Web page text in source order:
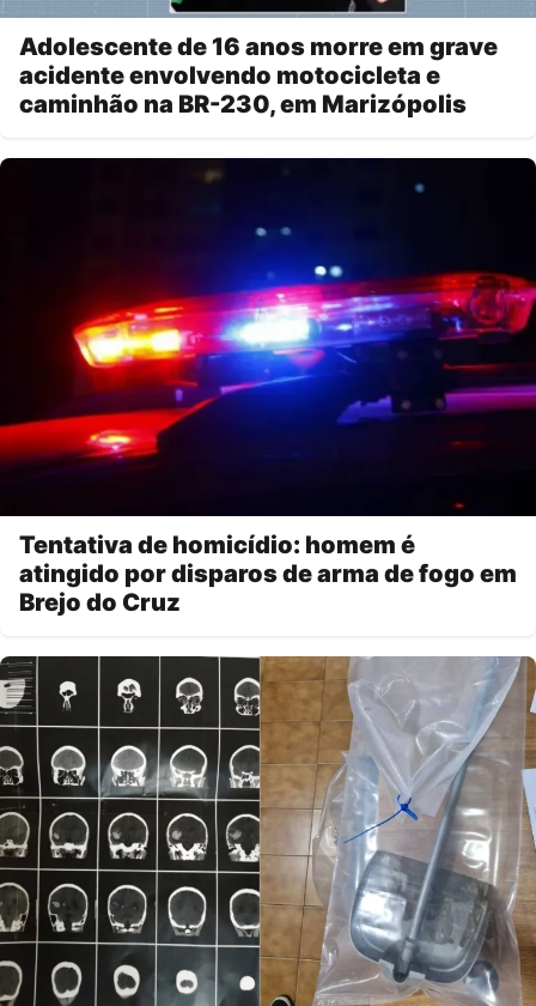
Adolescente de 16 anos morre em grave
acidente envolvendo motocicleta e
caminhão na BR-230, em Marizópolis
Tentativa de homicídio: homem é
atingido por disparos de arma de fogo em
Brejo do Cruz